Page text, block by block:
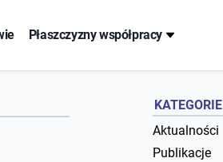
Płaszczyzny współpracy
KATEGORIE
Aktualności
Publikacje